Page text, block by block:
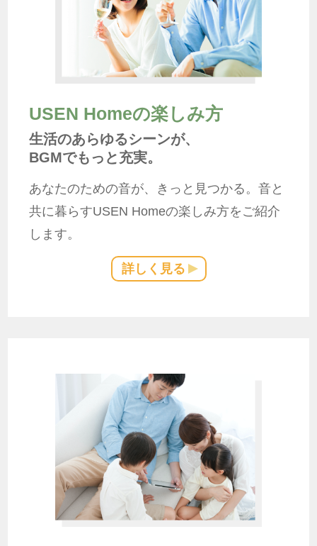
USEN Homeの楽しみ方
生活のあらゆるシーンが、
BGMでもっと充実。
あなたのための音が、きっと見つかる。音と
共に暮らすUSEN Homeの楽しみ方をご紹介
します。
詳しく見る